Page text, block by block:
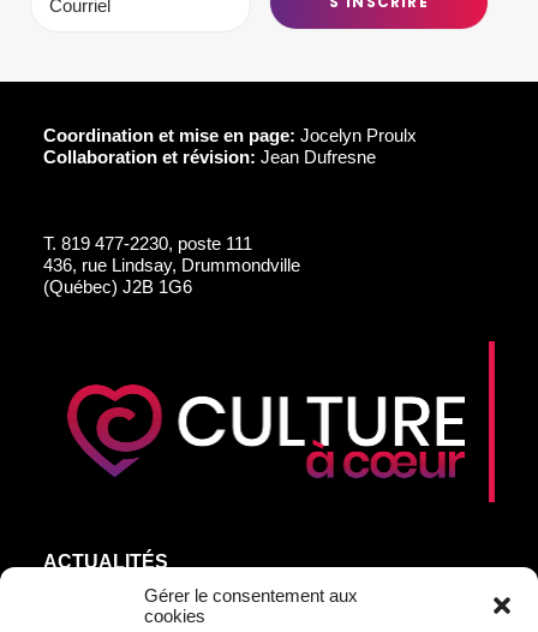
Gérer le consentement aux
cookies
Coordination et mise en page: Jocelyn Proulx
Collaboration et révision: Jean Dufresne
T. 819 477-2230, poste 111
436, rue Lindsay, Drummondville
(Québec) J2B 1G6
ACTUALITÉS
AGEND’ART